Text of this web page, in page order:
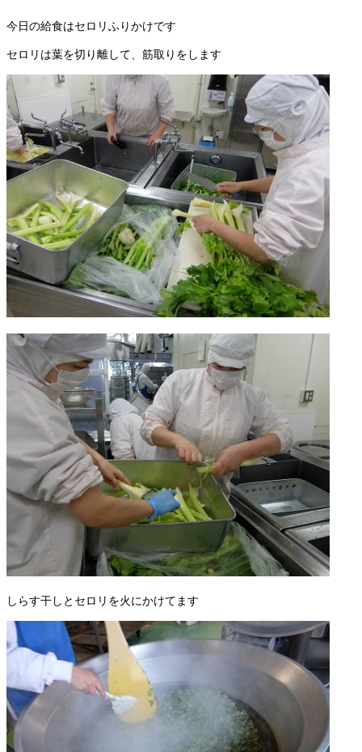
今日の給食はセロリふりかけです
セロリは葉を切り離して、筋取りをします
しらす干しとセロリを火にかけてます